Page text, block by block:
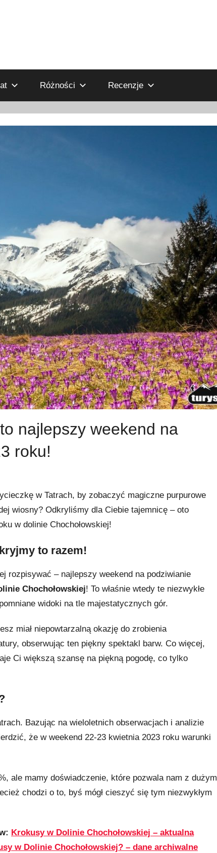
Różności Recenzje
najlepszy weekend na
roku!
w Tatrach, by zobaczyć magiczne purpurowe
wiosny? Odkryliśmy dla Ciebie tajemnicę – oto
w dolinie Chochołowskiej!
to razem!
rozpisywać – najlepszy weekend na podziwianie
Chochołowskiej! To właśnie wtedy te niezwykłe
widoki na tle majestatycznych gór.
miał niepowtarzalną okazję do zrobienia
obserwując ten piękny spektakl barw. Co więcej,
Ci większą szansę na piękną pogodę, co tylko
Bazując na wieloletnich obserwacjach i analizie
że w weekend 22-23 kwietnia 2023 roku warunki
ale mamy doświadczenie, które pozwala nam z dużym
chodzi o to, byś mógł cieszyć się tym niezwykłym
Krokusy w Dolinie Chochołowskiej – aktualna
w Dolinie Chochołowskiej? – dane archiwalne